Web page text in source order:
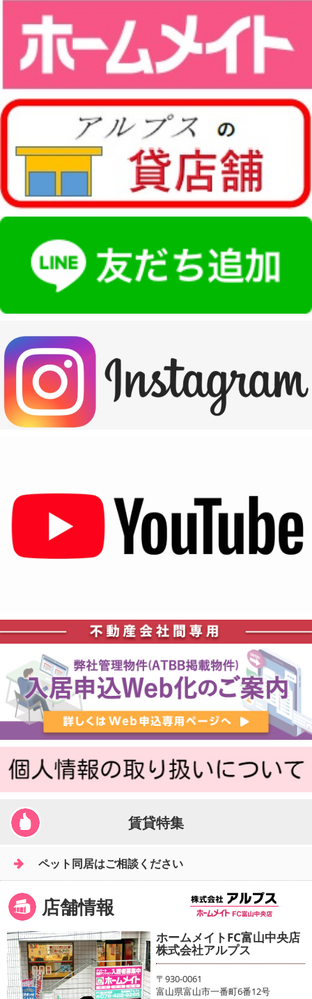
賃貸特集
ペット同居はご相談ください
店舗情報
ホームメイトFC富山中央店
株式会社アルプス
〒930-0061
富山県富山市一番町6番12号